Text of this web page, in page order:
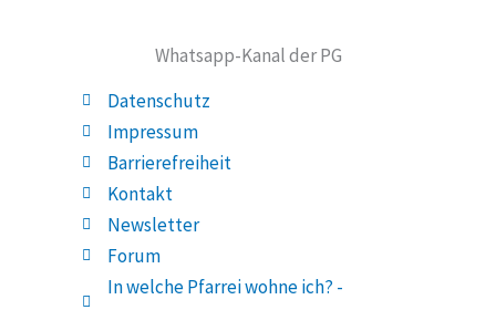
Datenschutz
Impressum
Barrierefreiheit
Kontakt
Newsletter
Forum
In welche Pfarrei wohne ich? -
Whatsapp-Kanal der PG